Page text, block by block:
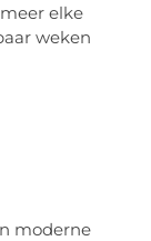
elke
weken
moderne